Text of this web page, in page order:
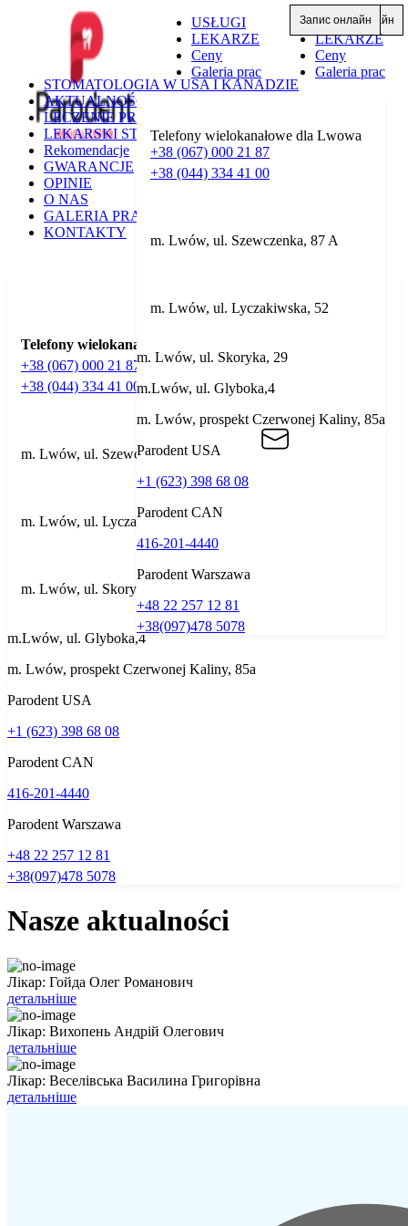
Запис онлайн
STOMATOLOGIA W USA I KANADZIE
AKTUALNOŚCI
LECZENIE PRZEZ UBEZPIECZENIE
LEKARSKI STAŻ PODYPLOMOWY
Rekomendacje
GWARANCJE
OPINIE
O NAS
GALERIA PRAC
KONTAKTY
USŁUGI
LEKARZE
Ceny
Galeria prac
Telefony wielokanałowe dla Lwowa
+38 (067) 000 21 87
+38 (044) 334 41 00
m. Lwów, ul. Szewczenka, 87 A
m. Lwów, ul. Lyczakiwska, 52
m. Lwów, ul. Skoryka, 29
m.Lwów, ul. Glyboka,4
m. Lwów, prospekt Czerwonej Kaliny, 85a
Parodent USА
+1 (623) 398 68 08
Parodent CAN
416-201-4440
Parodent Warszawa
+48 22 257 12 81
+38(097)478 5078
USŁUGI
LEKARZE
Ceny
Galeria prac
Запис онлайн
Telefony wielokanałowe dla Lwowa
+38 (067) 000 21 87
+38 (044) 334 41 00
m. Lwów, ul. Szewczenka, 87 A
m. Lwów, ul. Lyczakiwska, 52
m. Lwów, ul. Skoryka, 29
m.Lwów, ul. Glyboka,4
m. Lwów, prospekt Czerwonej Kaliny, 85a
Parodent USА
+1 (623) 398 68 08
Parodent CAN
416-201-4440
Parodent Warszawa
+48 22 257 12 81
+38(097)478 5078
Nasze aktualności
Лікар: Гойда Олег Романович
детальніше
Лікар: Вихопень Андрій Олегович
детальніше
Лікар: Веселівська Василина Григорівна
детальніше